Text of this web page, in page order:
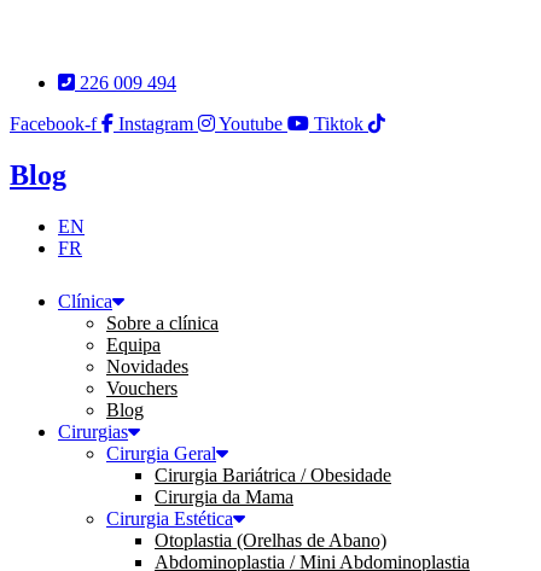
conteúdo 226 009 494
Facebook-f
Instagram Youtube Tiktok
Blog
EN
FR
Clínica
Sobre a clínica
Equipa
Novidades
Vouchers
Blog
Cirurgias
Cirurgia Geral
Cirurgia Bariátrica / Obesidade
Cirurgia da Mama
Cirurgia Estética
Otoplastia (Orelhas de Abano)
Abdominoplastia / Mini Abdominoplastia